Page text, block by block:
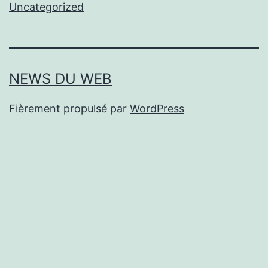
Uncategorized
NEWS DU WEB
Fièrement propulsé par WordPress